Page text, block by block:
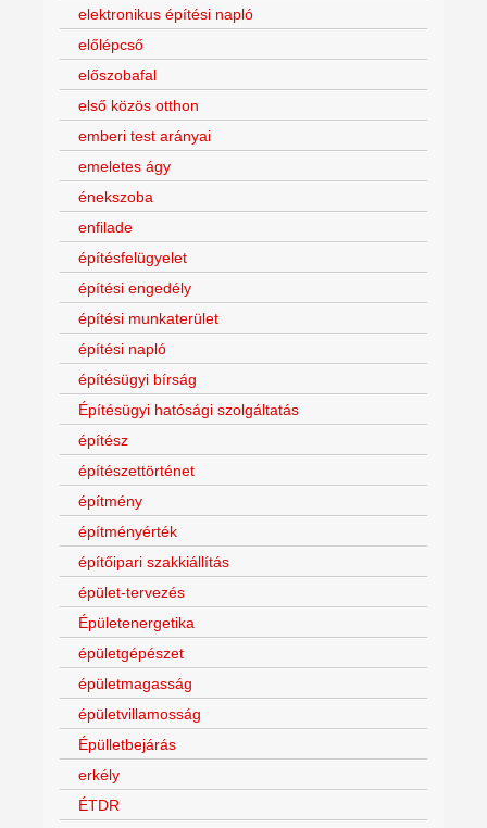
elektronikus építési napló
előlépcső
előszobafal
első közös otthon
emberi test arányai
emeletes ágy
énekszoba
enfilade
építésfelügyelet
építési engedély
építési munkaterület
építési napló
építésügyi bírság
Építésügyi hatósági szolgáltatás
építész
építészettörténet
építmény
építményérték
építőipari szakkiállítás
épület-tervezés
Épületenergetika
épületgépészet
épületmagasság
épületvillamosság
Épülletbejárás
erkély
ÉTDR